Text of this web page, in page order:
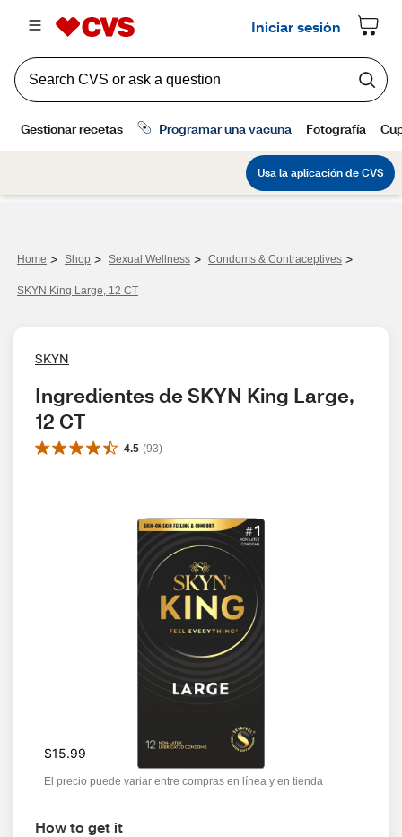
Home > Shop > Sexual Wellness > Condoms & Contraceptives >
SKYN King Large, 12 CT
SKYN
Ingredientes de SKYN King Large,
12 CT
4.5 (93)
$15.99
El precio puede variar entre compras en línea y en tienda
How to get it